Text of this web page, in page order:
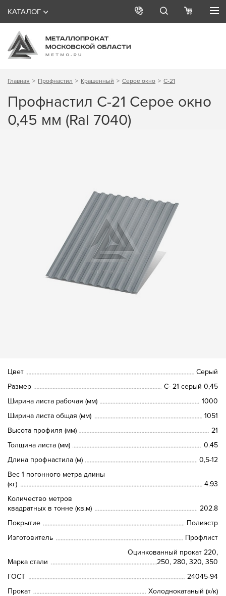
КАТАЛОГ
Главная Профнастил Крашенный Серое окно С-21
Профнастил С-21 Серое окно
0,45 мм (Ral 7040)
Цвет
Серый
Размер
С- 21 серый 0,45
Ширина листа рабочая (мм)
1000
Ширина листа общая (мм)
1051
Высота профиля (мм)
21
Толщина листа (мм)
0.45
Длина профнастила (м)
0,5-12
Вес 1 погонного метра длины
(кг)
4.93
Количество метров
квадратных в тонне (кв.м)
202.8
Покрытие
Полиэстр
Изготовитель
Профлист
Марка стали
Оцинкованный прокат 220,
250, 280, 320, 350
ГОСТ
24045-94
Прокат
Холоднокатаный (х/к)